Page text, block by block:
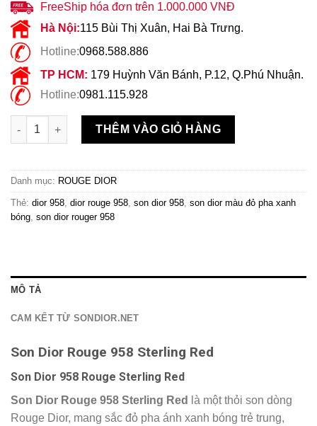
FreeShip hóa đơn trên 1.000.000 VNĐ
Hà Nội:115 Bùi Thị Xuân, Hai Bà Trưng.
Hotline:0968.588.886
TP HCM: 179 Huỳnh Văn Bánh, P.12, Q.Phú Nhuận.
Hotline:0981.115.928
Son Dior Rouge 958 Sterling Red số lượng
THÊM VÀO GIỎ HÀNG
Danh mục: ROUGE DIOR
Thẻ: dior 958, dior rouge 958, son dior 958, son dior màu đỏ pha xanh
bóng, son dior rouger 958
MÔ TẢ
CAM KẾT TỪ SONDIOR.NET
Son Dior Rouge 958 Sterling Red
Son Dior 958 Rouge Sterling Red
Son Dior Rouge 958 Sterling Red
là một thỏi son dòng
Rouge Dior, mang sắc đỏ pha ánh xanh bóng trẻ trung,